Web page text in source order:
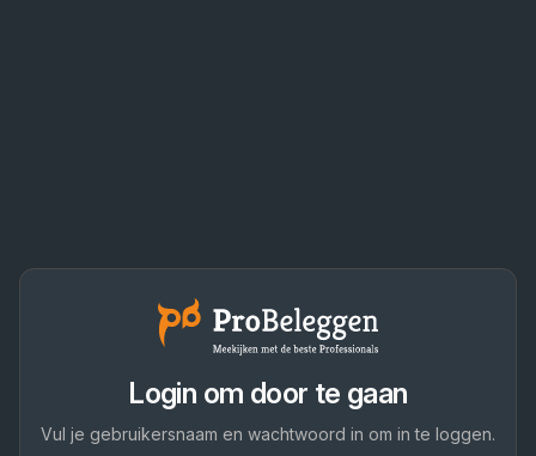
Login om door te gaan
Vul je gebruikersnaam en wachtwoord in om in te loggen.